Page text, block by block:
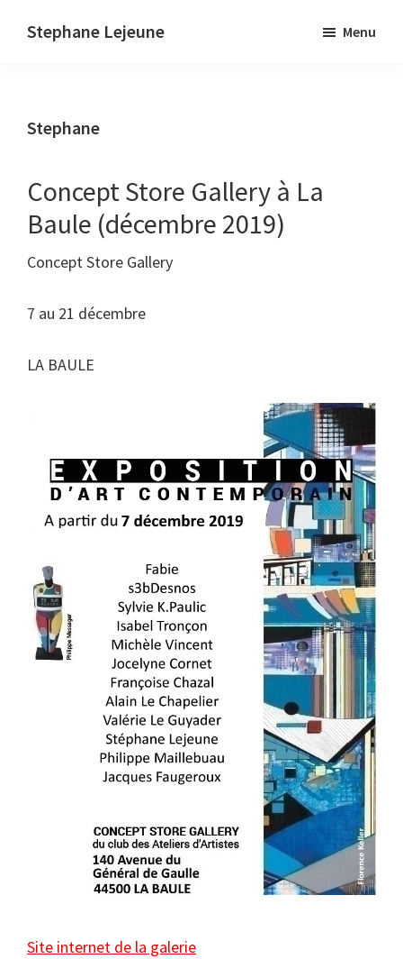
Stephane Lejeune
Peintures
photographies
Menu
Stephane
Concept Store Gallery à La
Baule (décembre 2019)
Concept Store Gallery
7 au 21 décembre
LA BAULE
Site internet de la galerie